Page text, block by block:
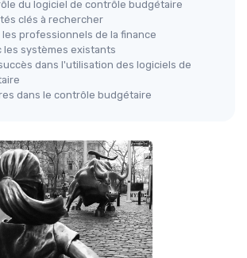
du logiciel de contrôle budgétaire
clés à rechercher
professionnels de la finance
les systèmes existants
dans l'utilisation des logiciels de
dans le contrôle budgétaire